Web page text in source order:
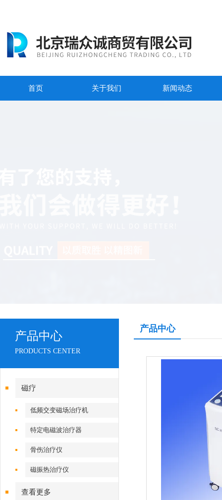
首页 关于我们 新闻动态
产品中心
PRODUCTS CENTER
磁疗
低频交变磁场治疗机
特定电磁波治疗器
骨伤治疗仪
磁振热治疗仪
查看更多
产品中心